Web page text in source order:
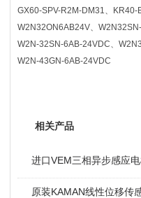
GX60-SPV-R2M-DM31、KR40-
W2N32ON6AB24V、
W2N-32SN-6AB-24VDC、
W2N-43GN-6AB-24VDC
相关产品
进口VEM三相异步感应
原装KAMAN线性位移传